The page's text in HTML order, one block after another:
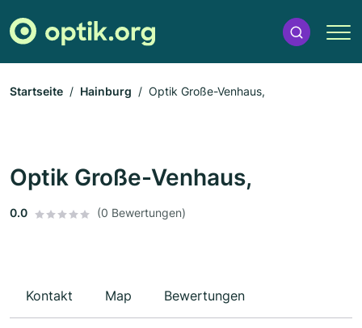
Startseite Hainburg Optik Große-Venhaus,
Optik Große-Venhaus,
0.0 (0 Bewertungen)
Kontakt Map Bewertungen